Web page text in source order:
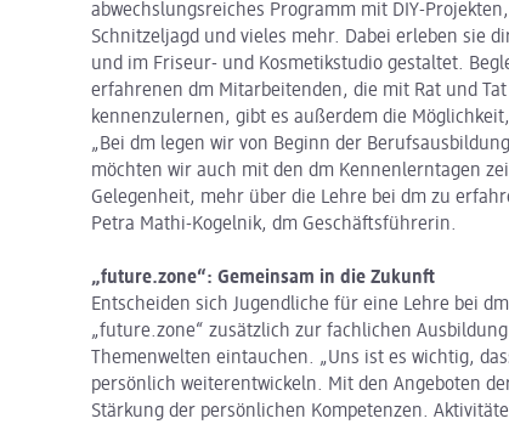
abwechslungsreiches Programm mit DIY-
Schnitzeljagd und vieles mehr. Dabei erleben sie
und im Friseur- und Kosmetikstudio gestaltet.
erfahrenen dm Mitarbeitenden, die mit Rat und
kennenzulernen, gibt es außerdem die
„Bei dm legen wir von Beginn der
möchten wir auch mit den dm Kennenlerntagen
Gelegenheit, mehr über die Lehre bei dm zu
Petra Mathi-Kogelnik, dm Geschäftsführerin.
„future.zone“: Gemeinsam in die Zukunft
Entscheiden sich Jugendliche für eine Lehre bei
„future.zone“ zusätzlich zur fachlichen
Themenwelten eintauchen. „Uns ist es wichtig,
persönlich weiterentwickeln. Mit den Angeboten
Stärkung der persönlichen Kompetenzen.